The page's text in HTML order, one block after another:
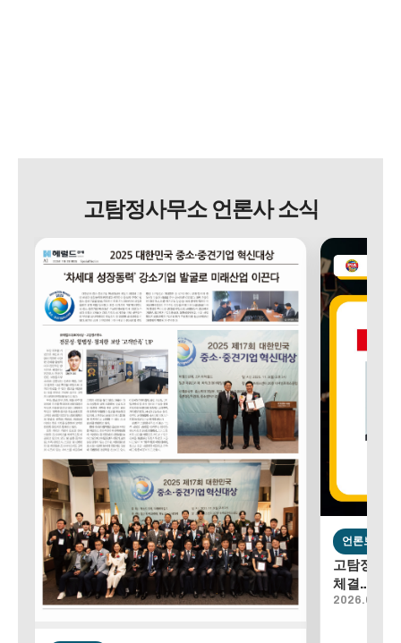
고탐정사무소 언론사 소식
언론보도
고탐정사
체결…조사
2026.02.18